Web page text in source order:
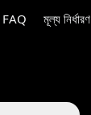
FAQ মূল্য নির্ধারণ